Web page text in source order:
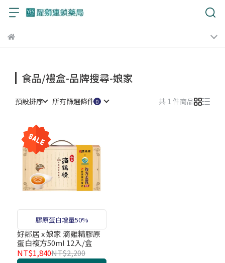
食品/禮盒-品牌搜尋-娘家
預設排序 所有篩選條件 共 1 件商品
膠原蛋白增量50%
好鄰居 x 娘家 滴雞精膠原
蛋白複方50ml 12入/盒
NT$1,840NT$2,200